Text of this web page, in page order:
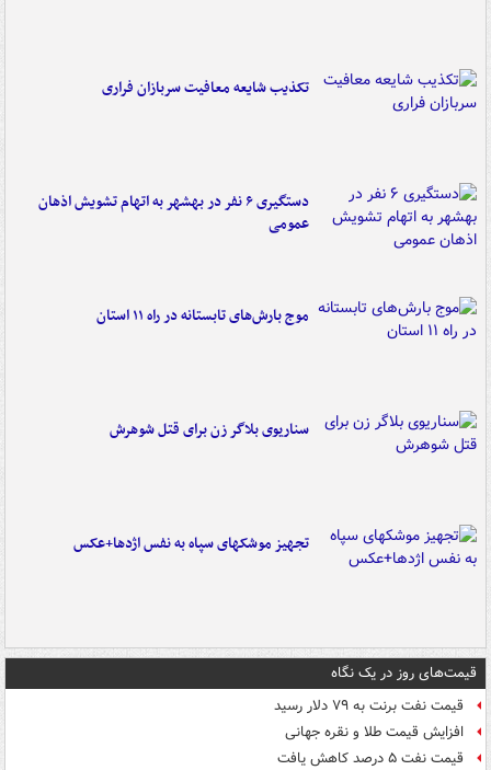
تکذیب شایعه معافیت سربازان فراری
دستگیری ۶ نفر در بهشهر به اتهام تشویش اذهان
عمومی
موج بارش‌های تابستانه در راه ۱۱ استان
سناریوی بلاگر زن برای قتل شوهرش
تجهیز موشکهای سپاه به نفس اژدها+عکس
قیمت‌های روز در یک نگاه
قیمت نفت برنت به ۷۹ دلار رسید
افزایش قیمت طلا و نقره جهانی
قیمت نفت ۵ درصد کاهش یافت